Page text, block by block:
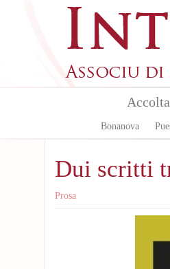
Accolta
Bonanova
Dui scritti
Prosa